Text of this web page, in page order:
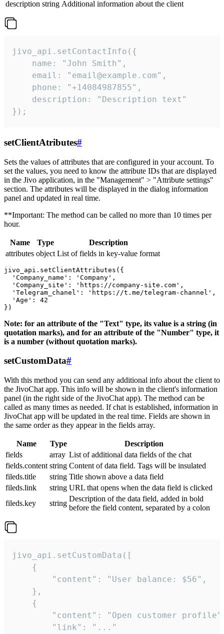
description string Additional information about the client
jivo_api.setContactInfo({
    name: "John Smith",
    email: "email@example.com",
    phone: "+14084987855",
    description: "Description text"
});
setClientAtributes#
Sets the values ​​of attributes that are configured in your account. To
set the values, you need to know the attribute IDs that are displayed
in the Jivo application, in the "Management" > "Attribute settings"
section. The attributes will be displayed in the dialog information
panel and updated in real time.
**Important: The method can be called no more than 10 times per
hour.
Name Type
Description
attributes object List of fields in key-value format
jivo_api.setClientAttributes({
  'Company_name': 'Company',
  'Company_site': 'https://company-site.com',
  'Telegram_chanel': 'https://t.me/telegram-channel',
  'Age': 42
Note: for an attribute of the "Text" type, its value is a string (in
quotation marks), and for an attribute of the "Number" type, it
is a number (without quotation marks).
setCustomData#
With this method you can send any additional info about the client to
the JivoChat app. This info will be shown in the client's information
panel (in the right side of the JivoChat app). The method can be
called as many times as needed. If chat is established, information in
JivoChat app will be updated in the real time. Fields are shown in
the same order as they appear in the fields array.
Name Type
Description
fields
array List of additional data fields of the chat
fields.content string Content of data field. Tags will be insulated
fileds.title
string Title shown above a data field
fileds.link
string URL that opens when the data field is clicked
fileds.key
string
Description of the data field, added in bold
before the field content, separated by a colon
jivo_api.setCustomData([
    {
        "content": "User balance: $56",
    },
    {
"content": "Open customer
        "link": "..."